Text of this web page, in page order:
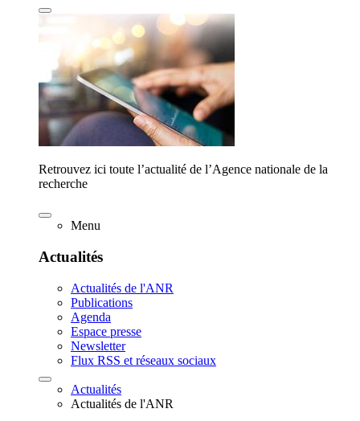
Retrouvez ici toute l’actualité de l’Agence nationale de la
recherche
Menu
Actualités
Actualités de l'ANR
Publications
Agenda
Espace presse
Newsletter
Flux RSS et réseaux sociaux
Actualités
Actualités de l'ANR